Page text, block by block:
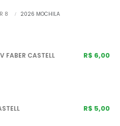
8 2026 MOCHILA
FABER CASTELL R$ 6,00
R$ 5,00